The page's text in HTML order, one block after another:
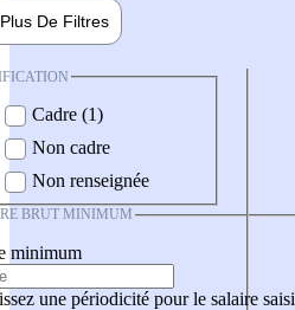
Plus De Filtres
Cadre (1)
Non cadre
Non renseignée
BRUT MINIMUM
minimum
une périodicité pour le salaire saisi